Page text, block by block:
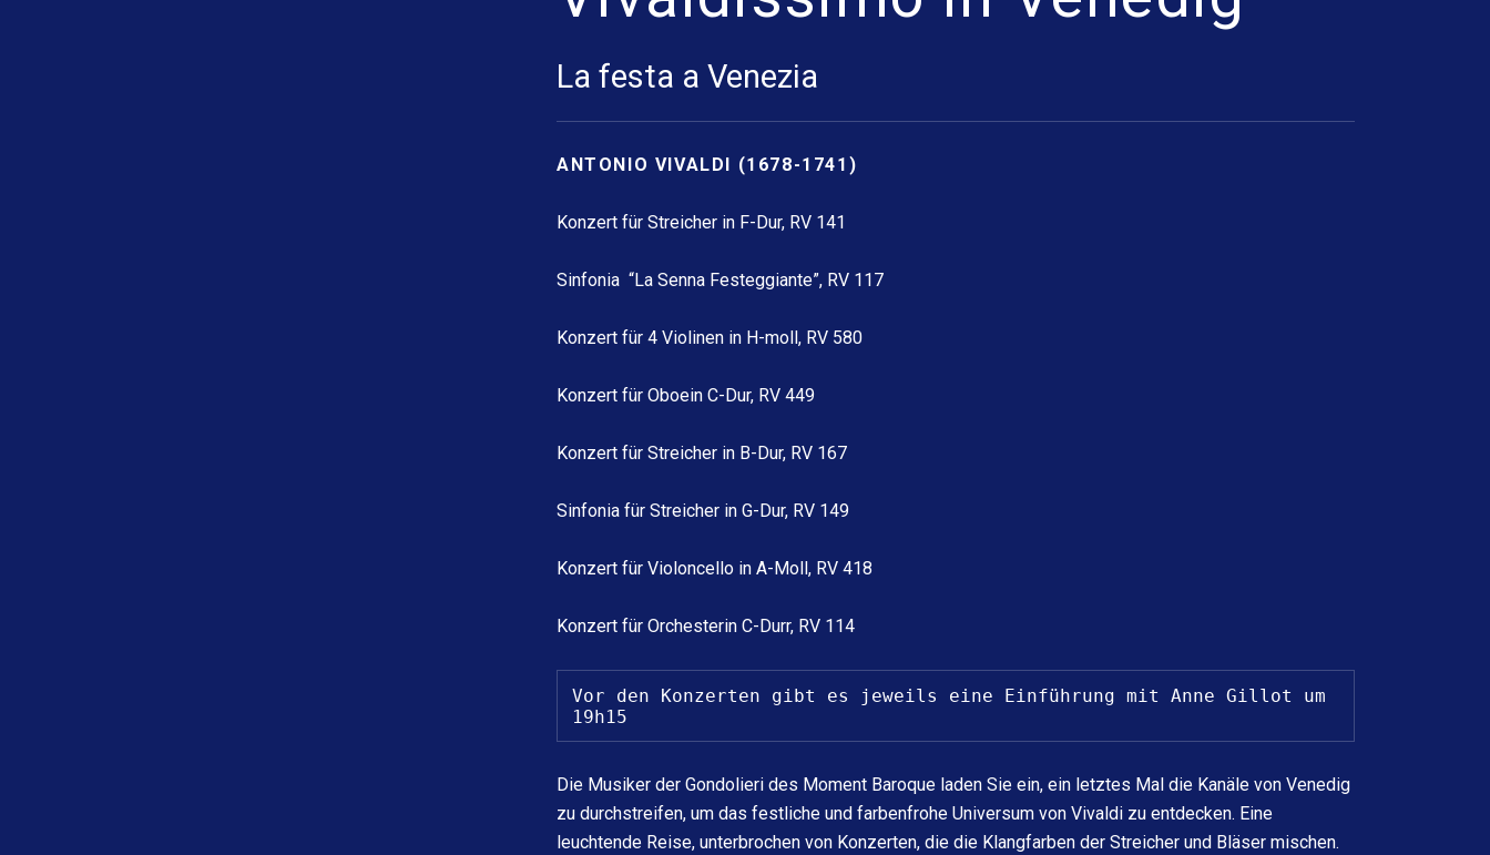
La festa a Venezia
ANTONIO VIVALDI (1678-1741)
Konzert für Streicher in F-Dur, RV 141
Sinfonia “La Senna Festeggiante”, RV 117
Konzert für 4 Violinen in H-moll, RV 580
Konzert für Oboein C-Dur, RV 449
Konzert für Streicher in B-Dur, RV 167
Sinfonia für Streicher in G-Dur, RV 149
Konzert für Violoncello in A-Moll, RV 418
Konzert für Orchesterin C-Durr, RV 114
Vor den Konzerten gibt es jeweils eine Einführung mit Anne Gillot um
19h15
Die Musiker der Gondolieri des Moment Baroque laden Sie ein, ein letztes Mal die Kanäle von Venedig
zu durchstreifen, um das festliche und farbenfrohe Universum von Vivaldi zu entdecken. Eine
leuchtende Reise, unterbrochen von Konzerten, die die Klangfarben der Streicher und Bläser mischen.